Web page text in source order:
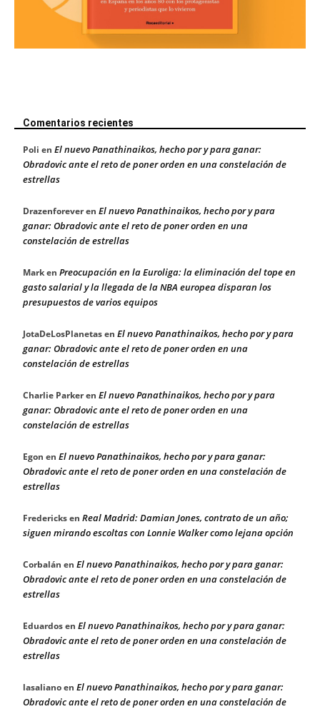
Comentarios recientes
Poli en El nuevo Panathinaikos, hecho por y para ganar:
Obradovic ante el reto de poner orden en una constelación de
estrellas
Drazenforeveren El nuevo Panathinaikos, hecho por y para
ganar: Obradovic ante el reto de poner orden en una
constelación de estrellas
Marken Preocupación en la Euroliga: la eliminación del tope en
gasto salarial y la llegada de la NBA europea disparan los
presupuestos de varios equipos
JotaDeLosPlanetasen El nuevo Panathinaikos, hecho por y para
ganar: Obradovic ante el reto de poner orden en una
constelación de estrellas
Charlie Parkeren El nuevo Panathinaikos, hecho por y para
ganar: Obradovic ante el reto de poner orden en una
constelación de estrellas
Egon en El nuevo Panathinaikos, hecho por y para ganar:
Obradovic ante el reto de poner orden en una constelación de
estrellas
Fredericksen Real Madrid: Damian Jones, contrato de un año;
siguen mirando escoltas con Lonnie Walker como lejana opción
Corbalán en El nuevo Panathinaikos, hecho por y para ganar:
Obradovic ante el reto de poner orden en una constelación de
estrellas
Eduardosen El nuevo Panathinaikos, hecho por y para ganar:
Obradovic ante el reto de poner orden en una constelación de
estrellas
lasalianoen El nuevo Panathinaikos, hecho por y para ganar:
Obradovic ante el reto de poner orden en una constelación de